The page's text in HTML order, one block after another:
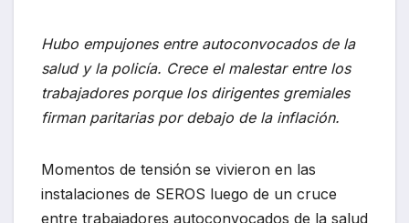
Hubo empujones entre autoconvocados de la
salud y la policía. Crece el malestar entre los
trabajadores porque los dirigentes gremiales
firman paritarias por debajo de la inflación.
Momentos de tensión se vivieron en las
instalaciones de SEROS luego de un cruce
entre trabajadores autoconvocados de la salud